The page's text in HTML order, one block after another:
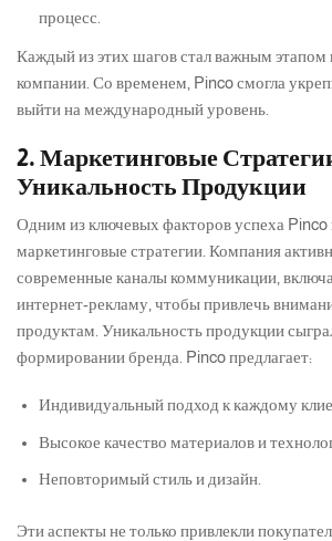
процесс.
Каждый из этих шагов стал важным этапом
компании. Со временем, Pinco смогла
выйти на международный уровень.
2. Маркетинговые
Уникальность Продукции
Одним из ключевых факторов успеха Pinco
маркетинговые стратегии. Компания
современные каналы коммуникации,
интернет-рекламу, чтобы привлечь
продуктам. Уникальность продукции
формировании бренда. Pinco предлагает:
Индивидуальный подход к каждому
Высокое качество материалов и
Неповторимый стиль и дизайн.
Эти аспекты не только привлекли